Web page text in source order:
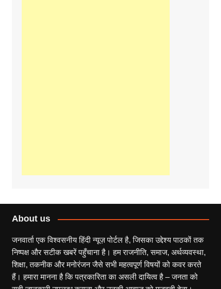
About us
जनवार्ता एक विश्वसनीय हिंदी न्यूज़ पोर्टल है, जिसका उद्देश्य पाठकों तक
निष्पक्ष और सटीक खबरें पहुँचाना है। हम राजनीति, समाज, अर्थव्यवस्था,
शिक्षा, तकनीक और मनोरंजन जैसे सभी महत्वपूर्ण विषयों को कवर करते
हैं। हमारा मानना है कि पत्रकारिता का असली दायित्व है – जनता को